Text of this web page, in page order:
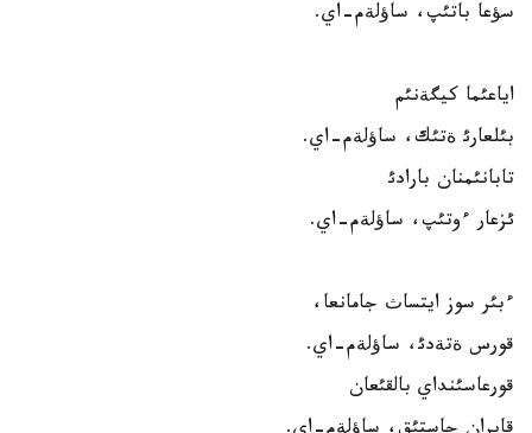
سؤعا باتئپ، ساؤلةم-اي.
اياعئما كيگةنئم
بئلعارئ ةتئك، ساؤلةم-اي.
تابانئمنان بارادئ
ئزعار ءوتئپ، ساؤلةم-اي.
ءبئر سوز ايتساث جامانعا،
قورس ةتةدئ، ساؤلةم-اي.
قورعاسئنداي بالقئعان